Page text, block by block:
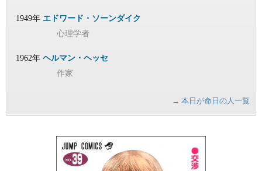
1949年 エドワード・ソーンダイク
心理学者
1962年 ヘルマン・ヘッセ
作家
→ 本日が命日の人一覧